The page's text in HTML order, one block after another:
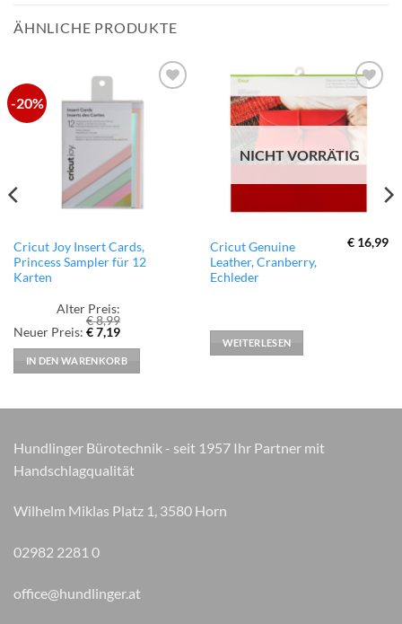
ÄHNLICHE PRODUKTE
-20%
Wunschliste
Cricut Joy Insert Cards,
Princess Sampler für 12
Karten
Alter Preis:
€8,99
Ursprünglicher
war:
€ 8,99
Neuer Preis: €7,19Aktueller
ist:
€ 7,19.
IN DEN WARENKORB
zur
Wunschliste
hinzufügen
NICHT VORRÄTIG
Cricut Genuine
Leather, Cranberry,
Echleder
€ 16,99
WEITERLESEN
Hundlinger Bürotechnik - seit 1957 Ihr Partner mit
Handschlagqualität
Wilhelm Miklas Platz 1, 3580 Horn
02982 2281 0
office@hundlinger.at